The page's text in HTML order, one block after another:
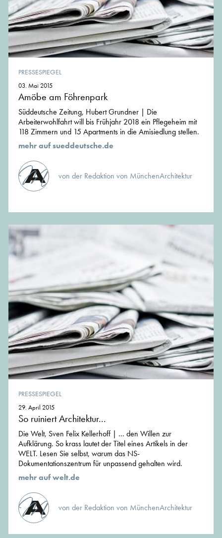
PRESSESPIEGEL
03. Mai 2015
Amöbe am Föhrenpark
Süddeutsche Zeitung, Hubert Grundner | Die
Arbeiterwohlfahrt will bis Frühjahr 2018 ein Pflegeheim mit
118 Zimmern und 15 Apartments in die Amisiedlung stellen.
mehr auf sueddeutsche.de
von der Redaktion von MünchenArchitektur
PRESSESPIEGEL
29. April 2015
So ruiniert Architektur...
Die Welt, Sven Felix Kellerhoff | ... den Willen zur
Aufklärung. So krass lautet der Titel eines Artikels in der
WELT. Lesen Sie selbst, warum das NS-
Dokumentationszentrum für unpassend gehalten wird.
mehr auf welt.de
von der Redaktion von MünchenArchitektur